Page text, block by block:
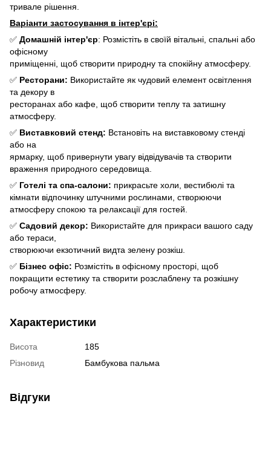
тривале рішення.
Варіанти застосування в інтер'єрі:
✅ Домашній інтер'єр: Розмістіть в своїй вітальні, спальні або
офісному
приміщенні, щоб створити природну та спокійну атмосферу.
✅ Ресторани: Використайте як чудовий елемент освітлення
та декору в
ресторанах або кафе, щоб створити теплу та затишну
атмосферу.
✅ Виставковий стенд: Встановіть на виставковому стенді
або на
ярмарку, щоб привернути увагу відвідувачів та створити
враження природного середовища.
✅ Готелі та спа-салони: прикрасьте холи, вестибюлі та
кімнати відпочинку штучними рослинами, створюючи
атмосферу спокою та релаксації для гостей.
✅ Садовий декор: Використайте для прикраси вашого саду
або тераси,
створюючи екзотичний видта зелену розкіш.
✅ Бізнес офіс: Розмістіть в офісному просторі, щоб
покращити естетику та створити розслаблену та розкішну
робочу атмосферу.
Характеристики
Висота
185
Різновид
Бамбукова пальма
Відгуки